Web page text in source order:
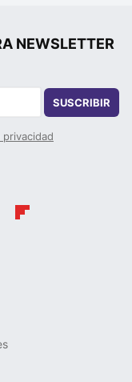
NEWSLETTER
SUSCRIBIR